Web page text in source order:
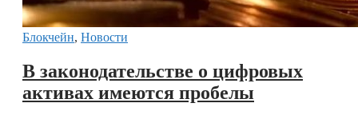
Блокчейн, Новости
В законодательстве о цифровых
активах имеются пробелы